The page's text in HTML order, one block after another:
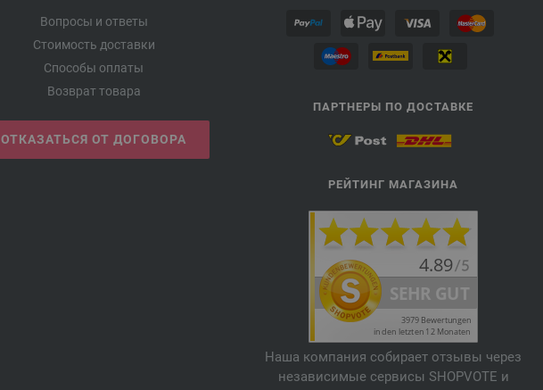
Вопросы и ответы
Стоимость доставки
Способы оплаты
Возврат товара
ОТКАЗАТЬСЯ ОТ ДОГОВОРА
ПАРТНЕРЫ ПО ДОСТАВКЕ
РЕЙТИНГ МАГАЗИНА
Наша компания собирает отзывы через
независимые сервисы SHOPVOTE и